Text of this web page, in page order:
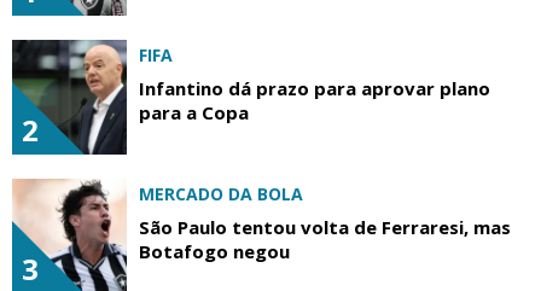
2
FIFA
Infantino dá prazo para aprovar plano
para a Copa
3
MERCADO DA BOLA
São Paulo tentou volta de Ferraresi, mas
Botafogo negou